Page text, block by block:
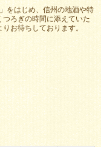
をはじめ、信州の地酒や特
ろぎの時間に添えていた
お待ちしております。